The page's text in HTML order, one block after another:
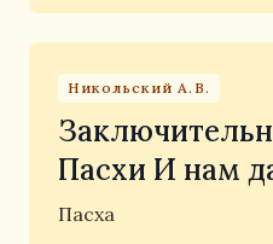
Никольский А.В.
Пасхи И нам
Пасха